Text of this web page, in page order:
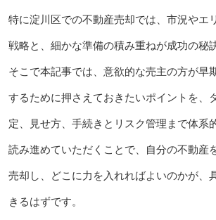
特に淀川区での不動産売却では、市況やエ
戦略と、細かな準備の積み重ねが成功の秘
そこで本記事では、意欲的な売主の方が早
するために押さえておきたいポイントを、
定、見せ方、手続きとリスク管理まで体系
読み進めていただくことで、自分の不動産
売却し、どこに力を入れればよいのかが、
きるはずです。